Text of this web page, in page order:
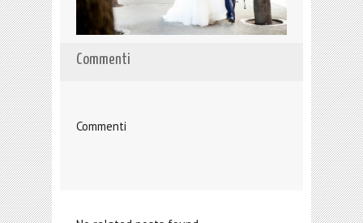
Commenti
Commenti